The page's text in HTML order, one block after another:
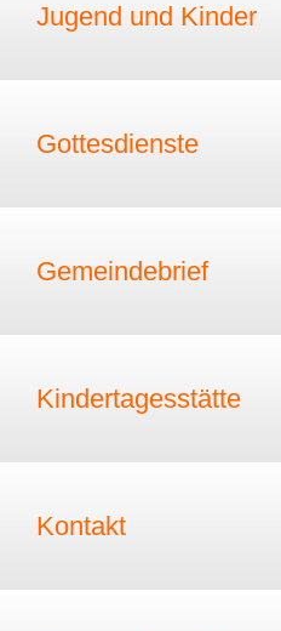
Jugend und Kinder
Gottesdienste
Gemeindebrief
Kindertagesstätte
Kontakt